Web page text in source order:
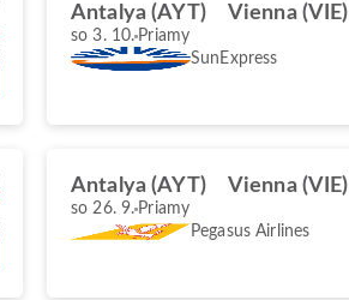
Antalya (AYT) Vienna (VIE)
so 3. 10. Priamy
SunExpress
Antalya (AYT) Vienna (VIE)
so 26. 9. Priamy
Pegasus Airlines